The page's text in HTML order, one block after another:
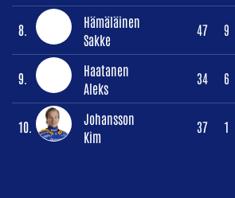
8.
Hämäläinen
Sakke
47 9
9.
Haatanen
Aleks
34 6
10.
Johansson
Kim
37 1